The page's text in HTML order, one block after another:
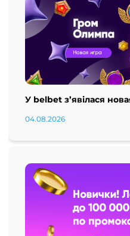
У belbet з’явілася
04.08.2026